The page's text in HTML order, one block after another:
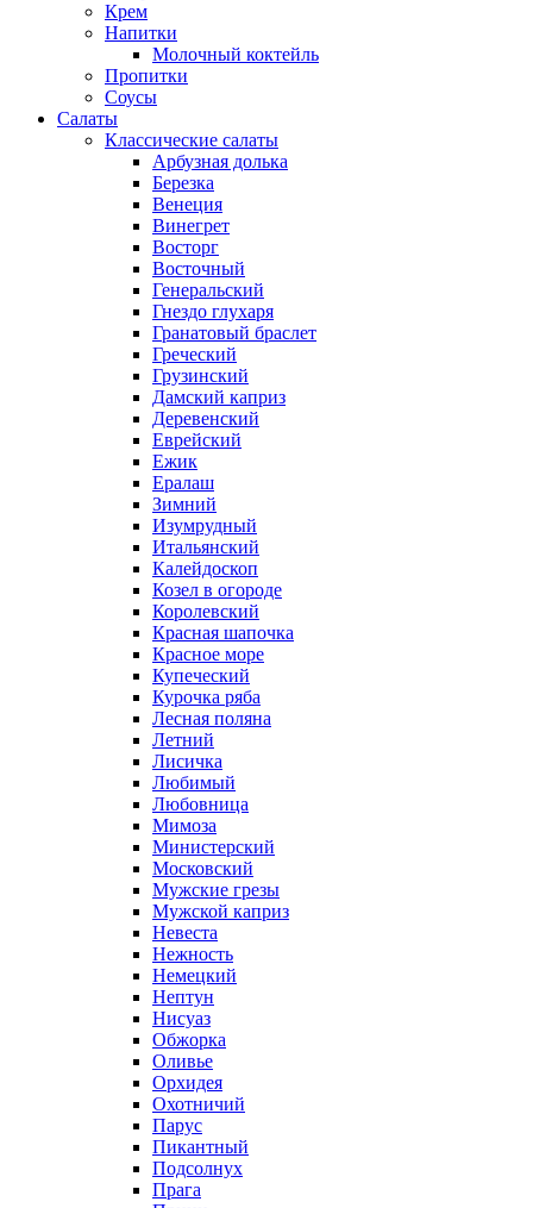
Крем
Напитки
Молочный коктейль
Пропитки
Соусы
Салаты
Классические салаты
Арбузная долька
Березка
Венеция
Винегрет
Восторг
Восточный
Генеральский
Гнездо глухаря
Гранатовый браслет
Греческий
Грузинский
Дамский каприз
Деревенский
Еврейский
Ежик
Ералаш
Зимний
Изумрудный
Итальянский
Калейдоскоп
Козел в огороде
Королевский
Красная шапочка
Красное море
Купеческий
Курочка ряба
Лесная поляна
Летний
Лисичка
Любимый
Любовница
Мимоза
Министерский
Московский
Мужские грезы
Мужской каприз
Невеста
Нежность
Немецкий
Нептун
Нисуаз
Обжорка
Оливье
Орхидея
Охотничий
Парус
Пикантный
Подсолнух
Прага